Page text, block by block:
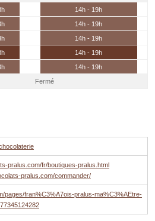
14h - 19h
14h - 19h
14h - 19h
14h - 19h
14h - 19h
Fermé
pralus.com/fr/boutiques-pralus.html
pralus.com/commander/
pages/fran%C3%A7ois-pralus-ma%C3%AEtre-